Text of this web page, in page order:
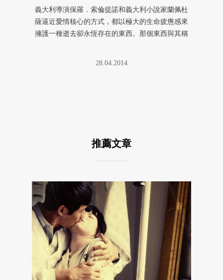
義大利導演保羅．索倫提諾和義大利小說家蘭佩杜
薩逼近愛情核心的方式，都以極大的生命疲憊感來
擁護一種逝去卻永恆存在的東西。那個東西與其稱
28.04.2014
推薦文章